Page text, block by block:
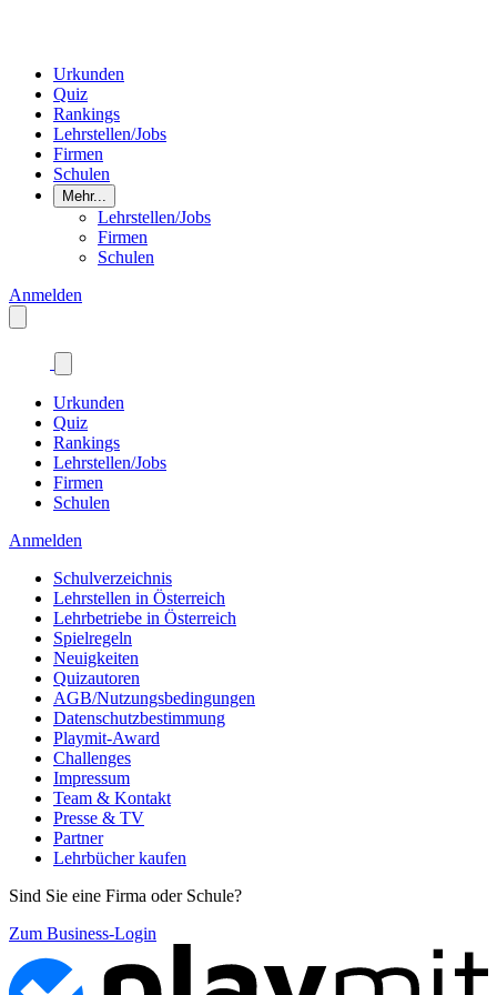
Urkunden
Quiz
Rankings
Lehrstellen/Jobs
Firmen
Schulen
Mehr...
Lehrstellen/Jobs
Firmen
Schulen
Anmelden
Urkunden
Quiz
Rankings
Lehrstellen/Jobs
Firmen
Schulen
Anmelden
Schulverzeichnis
Lehrstellen in Österreich
Lehrbetriebe in Österreich
Spielregeln
Neuigkeiten
Quizautoren
AGB/Nutzungsbedingungen
Datenschutzbestimmung
Playmit-Award
Challenges
Impressum
Team & Kontakt
Presse & TV
Partner
Lehrbücher kaufen
Sind Sie eine Firma oder Schule?
Zum Business-Login